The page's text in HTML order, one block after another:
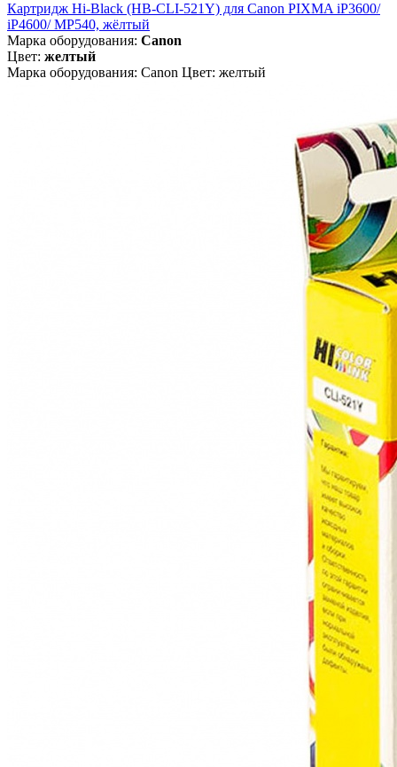
Картридж Hi-Black (HB-CLI-521Y) для Canon PIXMA iP3600/
iP4600/ MP540, жёлтый
Марка оборудования: Canon
Цвет: желтый
Марка оборудования: Canon Цвет: желтый